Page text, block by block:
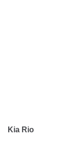
Kia Rio